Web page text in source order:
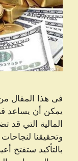
فی هذا المقال
يمكن أن يساعد
المالية التي قد
وتحقيقنا
بالتأكيد ستفتح